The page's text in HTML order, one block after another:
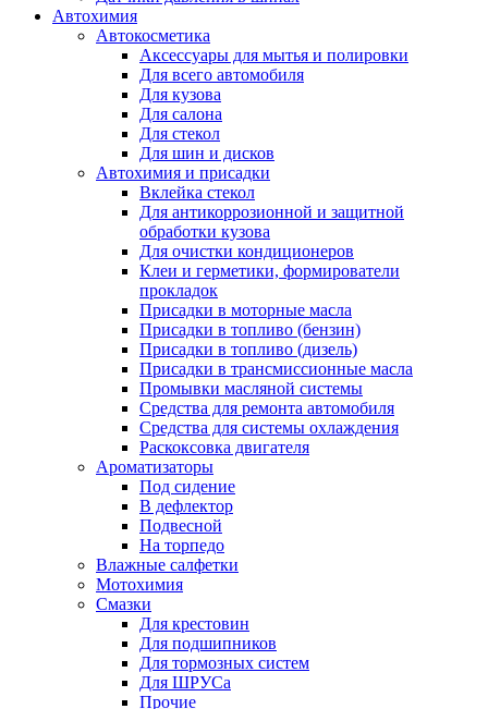
Автохимия
Автокосметика
Аксессуары для мытья и полировки
Для всего автомобиля
Для кузова
Для салона
Для стекол
Для шин и дисков
Автохимия и присадки
Вклейка стекол
Для антикоррозионной и защитной
обработки кузова
Для очистки кондиционеров
Клеи и герметики, формирователи
прокладок
Присадки в моторные масла
Присадки в топливо (бензин)
Присадки в топливо (дизель)
Присадки в трансмиссионные масла
Промывки масляной системы
Средства для ремонта автомобиля
Средства для системы охлаждения
Раскоксовка двигателя
Ароматизаторы
Под сидение
В дефлектор
Подвесной
На торпедо
Влажные салфетки
Мотохимия
Смазки
Для крестовин
Для подшипников
Для тормозных систем
Для ШРУСа
Прочие